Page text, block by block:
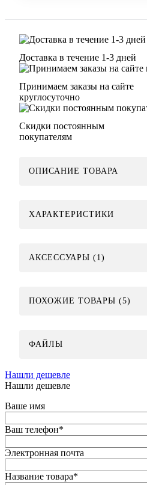
Доставка в течение 1-3 дней
Принимаем заказы на сайте
круглосуточно
Скидки постоянным
покупателям
ОПИСАНИЕ ТОВАРА
ХАРАКТЕРИСТИКИ
АКСЕССУАРЫ (1)
ПОХОЖИЕ ТОВАРЫ (5)
ФАЙЛЫ
Нашли дешевле
Нашли дешевле
Ваше имя
Ваш телефон*
Электронная почта
Название товара*